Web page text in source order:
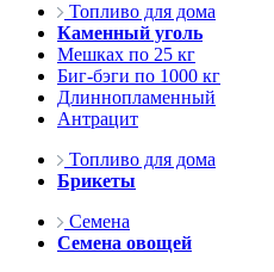
Топливо для дома
Каменный уголь
Мешках по 25 кг
Биг-бэги по 1000 кг
Длиннопламенный
Антрацит
Топливо для дома
Брикеты
Семена
Семена овощей